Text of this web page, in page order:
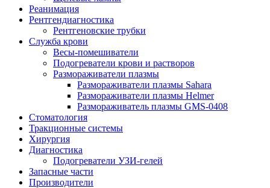
Реанимация
Рентгендиагностика
Рентгеновские трубки
Служба крови
Весы-помешиватели
Подогреватели крови и растворов
Размораживатели плазмы
Размораживатели плазмы Sahara
Размораживатели плазмы Helmer
Размораживатель плазмы GMS-0408
Стоматология
Тракционные системы
Хирургия
Диагностика
Подогреватели УЗИ-гелей
Запасные части
Производители